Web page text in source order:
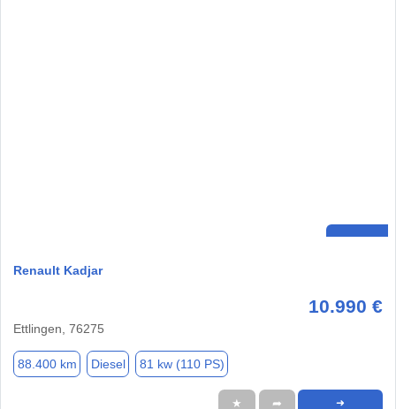
Renault Kadjar
10.990 €
Ettlingen, 76275
88.400 km Diesel 81 kw (110 PS)
★ ➦ ➜